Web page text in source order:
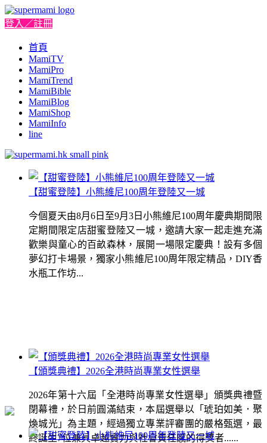
登入／註冊
首頁
MamiTV
MamiPro
MamiTrend
MamiBible
MamiBlog
MamiShop
MamiInfo
line
【甜蜜登陸】小熊維尼100周年登陸又一城
今個夏天由8月6日至9月3日小熊維尼100周年慶典期間限
定期間限定店甜蜜登陸又一城，邀請大家一起走進充滿
歡樂與童心的百畝森林，展開一場限定慶典！設有多個
夢幻打卡場景，獨家小熊維尼100周年限定精品，DIY香
水瓶工作坊...
【頒獎典禮】2026全港時尚專業女性選舉
2026年第十六屆「全港時尚專業女性選舉」頒獎典禮暨
閉幕禮，於日前圓滿結束，本屆選舉以「琥珀如美．聚
煥城光」為主題，經過獨立專業評審團的嚴格甄選，最
終誕生7位兼具卓越實力與社會責任感的得獎者......